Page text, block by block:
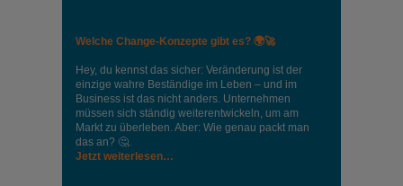
Welche Change-Konzepte gibt es? 🌍🚀
Hey, du kennst das sicher: Veränderung ist der
einzige wahre Beständige im Leben – und im
Business ist das nicht anders. Unternehmen
müssen sich ständig weiterentwickeln, um am
Markt zu überleben. Aber: Wie genau packt man
das an? 🤔.
Jetzt weiterlesen…